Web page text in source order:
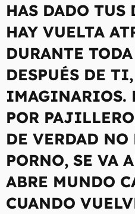
HAS DADO TUS
HAY VUELTA
DURANTE
DESPUÉS DE
IMAGINARIOS.
POR
DE VERDAD
PORNO, SE VA
ABRE MUNDO
CUANDO